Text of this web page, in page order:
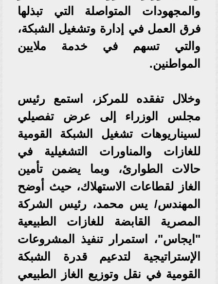
والمجهودات المتواصلة التي تبذلها
فرق العمل في إدارة وتشغيل الشبكة،
والتي تسهم في خدمة ملايين
المواطنين.
وخلال تفقده للمركز، استمع رئيس
مجلس الوزراء إلى عرض تفصيلي
لسيناريوهات تشغيل الشبكة القومية
للغازات والمناورات التشغيلية في
حالات الطوارئ، وبما يضمن تأمين
الغاز لقطاعات الاستهلاك، حيث أوضح
المهندس/ يس محمد، رئيس الشركة
المصرية القابضة للغازات الطبيعية
"ايجاس"، استمرار تنفيذ المشروعات
الإستراتيجية لتدعيم قدرة الشبكة
القومية في نقل وتوزيع الغاز الطبيعي